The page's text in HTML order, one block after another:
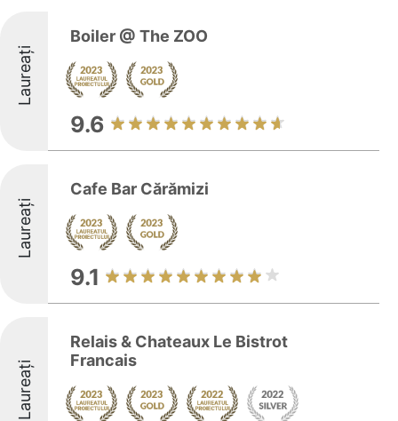
Laureați
Boiler @ The ZOO
9.6
Laureați
Cafe Bar Cărămizi
9.1
Laureați
Relais & Chateaux Le Bistrot
Francais